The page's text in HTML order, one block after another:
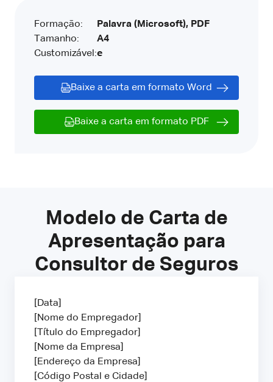
Formação:
Tamanho:
Customizável:
Palavra (Microsoft), PDF
A4
e
Baixe a carta em formato Word
Baixe a carta em formato PDF
Modelo de Carta de
Apresentação para
Consultor de Seguros
[Data]
[Nome do Empregador]
[Título do Empregador]
[Nome da Empresa]
[Endereço da Empresa]
[Código Postal e Cidade]